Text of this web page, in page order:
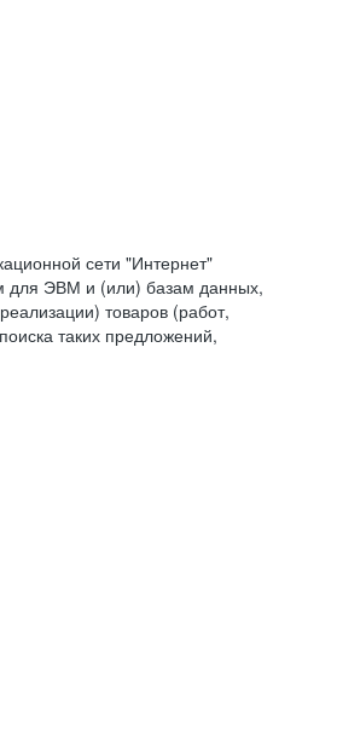
сети "Интернет"
для ЭВМ и (или) базам данных,
товаров (работ,
таких предложений,